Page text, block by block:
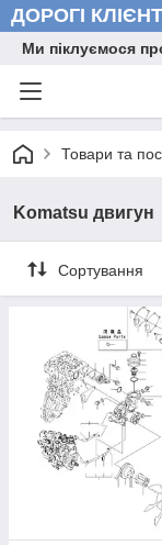
ДОРОГІ
Ми піклуємося
Товари та
Komatsu двигун
Сортування